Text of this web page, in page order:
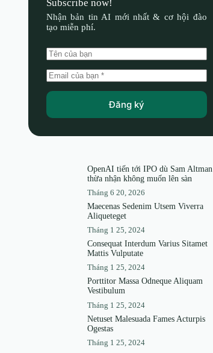
Subscribe now!
Nhận bản tin AI mới nhất & cơ hội đào
tạo miễn phí.
Đăng ký
OpenAI tiến tới IPO dù Sam Altman
thừa nhận không muốn lên sàn
Tháng 6 20, 2026
Maecenas Sedenim Utsem Viverra
Aliqueteget
Tháng 1 25, 2024
Consequat Interdum Varius Sitamet
Mattis Vulputate
Tháng 1 25, 2024
Porttitor Massa Odneque Aliquam
Vestibulum
Tháng 1 25, 2024
Netuset Malesuada Fames Acturpis
Ogestas
Tháng 1 25, 2024